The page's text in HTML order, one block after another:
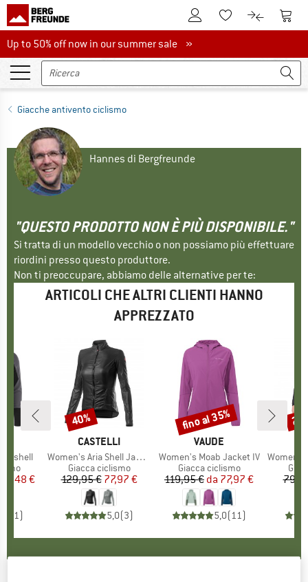
Al conto clienteAlla lista
Al Al
Up to 50% off now in our summer sale
Up to 50% off now in our summer sale »
Giacche antivento ciclismo
Hannes di Bergfreunde
"QUESTO PRODOTTO NON È PIÙ DISPONIBILE."
Si tratta di un modello vecchio o non possiamo più effettuare
riordini presso questo produttore.
Non ti preoccupare, abbiamo delle alternative per te:
ARTICOLI CHE ALTRI CLIENTI HANNO
APPREZZATO
ridotto
70,48 €
1)
MARCHIO
CASTELLI
Articolo
Women's Aria Shell Jacket
Gruppo di prodotti
Giacca ciclismo
Prezzo
129,95 €Prezzo ridotto
77,97 €
5,0(3)
Sconto
40%
MARCHIO
VAUDE
Articolo
Women's Moab Jacket IV
Gruppo di prodotti
Giacca ciclismo
Prezzo
119,95 € Prezzo ridotto
da 77,97 €
5,0(11)
Sconto
fino al 35%
Articolo
Women's